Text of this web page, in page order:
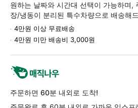
보
원하는 날짜와 시간대 선택이 가능하며,
장/냉동이 분리된 특수차량으로 배송해
4만원 이상 무료배송
4만원 미만 배송비 3,000원
주문하면 60분 내외로 도착!